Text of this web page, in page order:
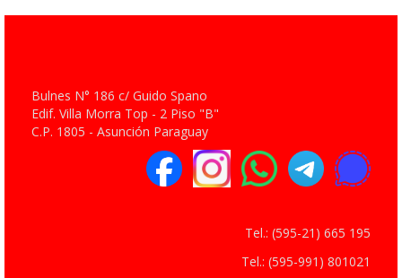
Bulnes N° 186 c/ Guido Spano
Edif. Villa Morra Top - 2 Piso "B"
C.P. 1805 - Asunción Paraguay
Tel.: (595-21) 665 195
Tel.: (595-991) 801021